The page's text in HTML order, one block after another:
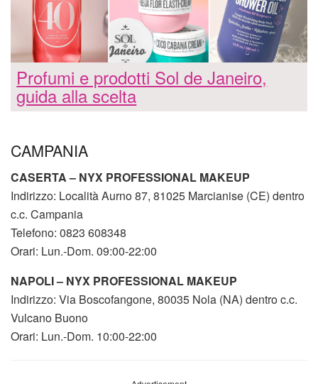
Profumi e prodotti Sol de Janeiro,
guida alla scelta
CAMPANIA
CASERTA – NYX PROFESSIONAL MAKEUP
Indirizzo: Località Aurno 87, 81025 Marcianise (CE) dentro
c.c. Campania
Telefono: 0823 608348
Orari: Lun.-Dom. 09:00-22:00
NAPOLI – NYX PROFESSIONAL MAKEUP
Indirizzo: Via Boscofangone, 80035 Nola (NA) dentro c.c.
Vulcano Buono
Orari: Lun.-Dom. 10:00-22:00